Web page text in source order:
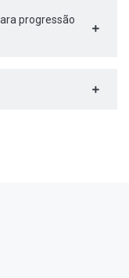
progressão